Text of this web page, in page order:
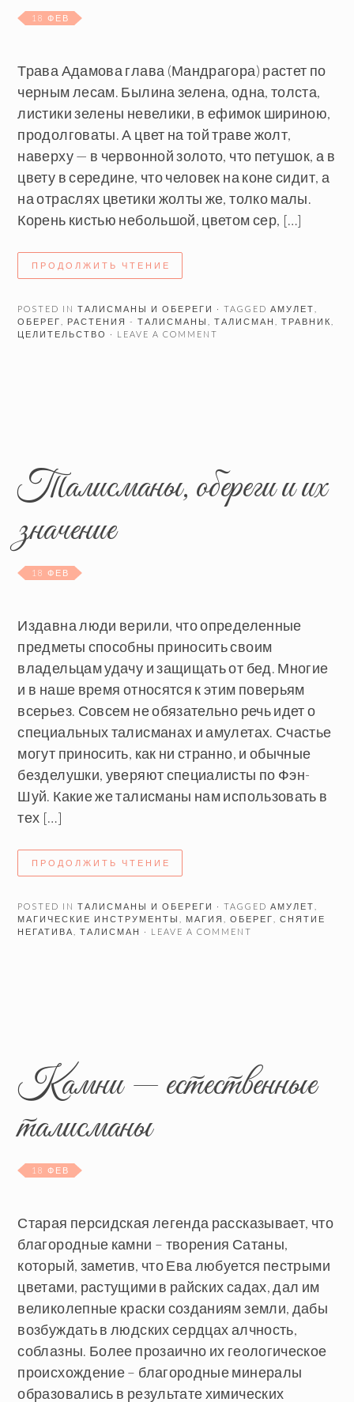
18 ФЕВ
Трава Адамова глава (Мандрагора) растет по
черным лесам. Былина зелена, одна, толста,
листики зелены невелики, в ефимок шириною,
продолговаты. А цвет на той траве жолт,
наверху — в червонной золото, что петушок, а в
цвету в середине, что человек на коне сидит, а
на отраслях цветики жолты же, толко малы.
Корень кистью небольшой, цветом сер, […]
ПРОДОЛЖИТЬ ЧТЕНИЕ
POSTED INТАЛИСМАНЫ И ОБЕРЕГИ · TAGGED АМУЛЕТ
ОБЕРЕГ
РАСТЕНИЯ - ТАЛИСМАНЫ ,ТАЛИСМАН ,ТРАВНИК
ЦЕЛИТЕЛЬСТВО
· LEAVE A COMMENT
Талисманы, обереги и их
значение
18 ФЕВ
Издавна люди верили, что определенные
предметы способны приносить своим
владельцам удачу и защищать от бед. Многие
и в наше время относятся к этим поверьям
всерьез. Совсем не обязательно речь идет о
специальных талисманах и амулетах. Счастье
могут приносить, как ни странно, и обычные
безделушки, уверяют специалисты по Фэн-
Шуй. Какие же талисманы нам использовать в
тех […]
ПРОДОЛЖИТЬ ЧТЕНИЕ
POSTED INТАЛИСМАНЫ И ОБЕРЕГИ · TAGGED АМУЛЕТ
МАГИЧЕСКИЕ ИНСТРУМЕНТЫ
МАГИЯ ,ОБЕРЕГ ,СНЯТИЕ
НЕГАТИВА
,ТАЛИСМАН · LEAVE A COMMENT
Камни — естественные
талисманы
18 ФЕВ
Старая персидская легенда рассказывает, что
благородные камни – творения Сатаны,
который, заметив, что Ева любуется пестрыми
цветами, растущими в райских садах, дал им
великолепные краски созданиям земли, дабы
возбуждать в людских сердцах алчность,
соблазны. Более прозаично их геологическое
происхождение – благородные минералы
образовались в результате химических